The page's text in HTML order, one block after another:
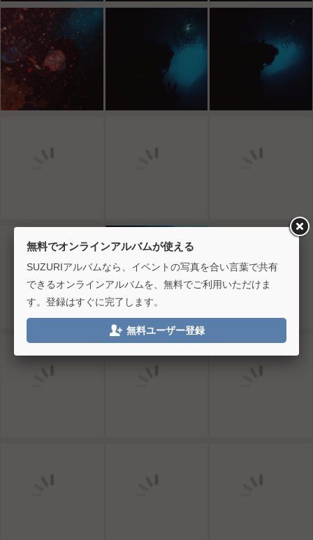
無料でオンラインアルバムが使える
SUZURIアルバムなら、イベントの写真を合い言葉で共有
できるオンラインアルバムを、無料でご利用いただけま
す。登録はすぐに完了します。
 無料ユーザー登録